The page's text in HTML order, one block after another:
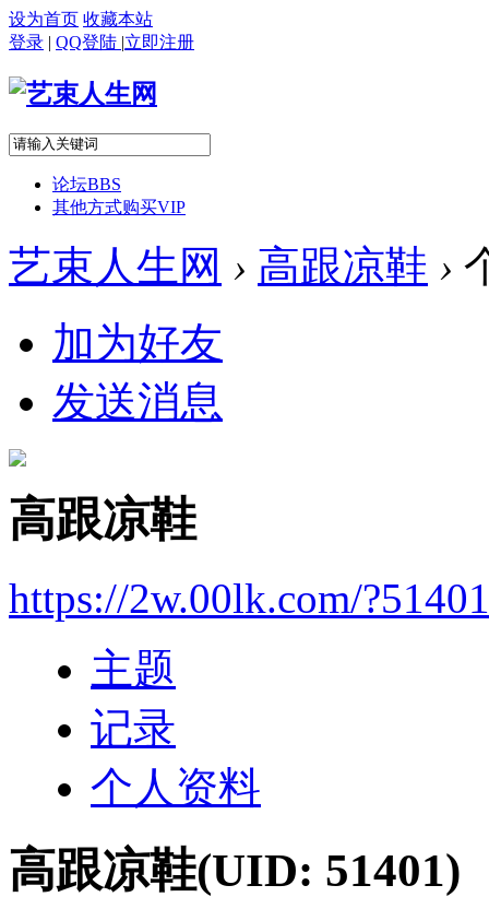
设为首页 收藏本站
登录 | QQ登陆 |立即注册
论坛BBS
其他方式购买VIP
艺束人生网 › 高跟凉鞋 ›
加为好友
发送消息
高跟凉鞋
https://2w.00lk.com/?51401
主题
记录
个人资料
高跟凉鞋(UID: 51401)